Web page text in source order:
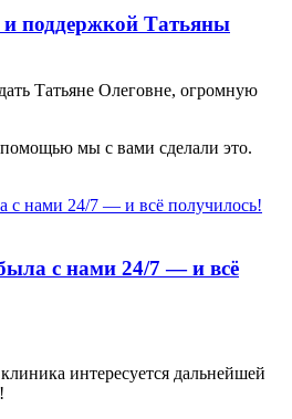
поддержкой Татьяны
Татьяне Олеговне, огромную
мы с вами сделали это.
с нами 24/7 — и всё
интересуется дальнейшей